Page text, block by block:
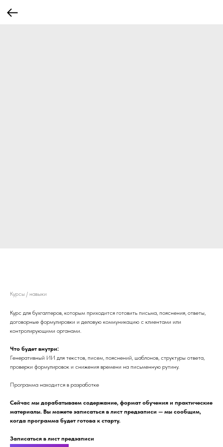
Курсы / навыки
Курс для бухгалтеров, которым приходится готовить письма, пояснения, ответы,
договорные формулировки и деловую коммуникацию с клиентами или
контролирующими органами.
Что будет внутри:
Генеративный ИИ для текстов, писем, пояснений, шаблонов, структуры ответа,
проверки формулировок и снижения времени на письменную рутину.
Программа находится в разработке
Сейчас мы дорабатываем содержание, формат обучения и практические
материалы. Вы можете записаться в лист предзаписи — мы сообщим,
когда программа будет готова к старту.
Записаться в лист предзаписи